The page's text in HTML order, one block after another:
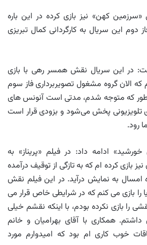
کهن» نیز بازی کرده در این باره
دوم این سریال به کارگردانی کمال تبریزی
در این سریال نقش همسر رهی با بازی
الان گروه مشغول تصویربرداری فاز سوم
که متوجه شدم، مدتی است آنونس های
تلویزیونی پخش می‌شود و بزودی قرار است
رود.
خورشید» ادامه داد: در فیلم «پریناز» به
نیز بازی کرده ام که به تازگی از توقیف درآمده
امسال به نمایش درآید. در این فیلم نقش
را بازی می کنم که در شرایطی خاص قرار می
را بازی نکرده بودم، با اینکه نقشم خیلی
همکاری با آقای بهرامیان و خانم
خوب کاری ام بود که امیدوارم مورد